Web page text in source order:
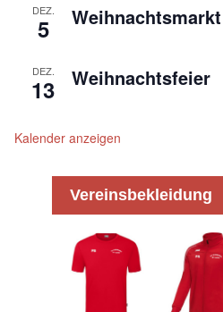
DEZ.
5
DEZ.
13 Weihnachtsfeier
Kalender anzeigen
Vereinsbekleidung